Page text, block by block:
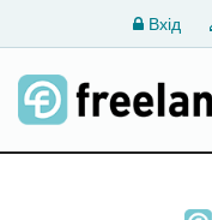
Вхід